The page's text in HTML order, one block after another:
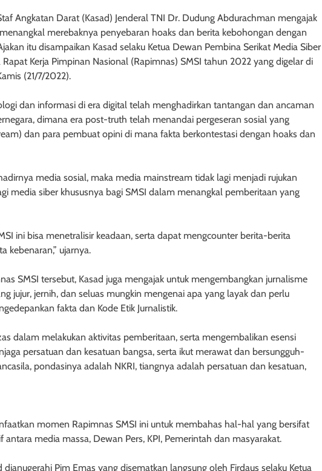
Angkatan Darat (Kasad) Jenderal TNI Dr. Dudung Abdurachman mengajak
merebaknya penyebaran hoaks dan berita kebohongan dengan
itu disampaikan Kasad selaku Ketua Dewan Pembina Serikat Media Siber
Kerja Pimpinan Nasional (Rapimnas) SMSI tahun 2022 yang digelar di
(21/7/2022).
dan informasi di era digital telah menghadirkan tantangan dan ancaman
dimana era post-truth telah menandai pergeseran sosial yang
dan para pembuat opini di mana fakta berkontestasi dengan hoaks dan
media sosial, maka media mainstream tidak lagi menjadi rujukan
media siber khususnya bagi SMSI dalam menangkal pemberitaan yang
ini bisa menetralisir keadaan, serta dapat mengcounter berita-berita
kebenaran,” ujarnya.
SMSI tersebut, Kasad juga mengajak untuk mengembangkan jurnalisme
jujur, jernih, dan seluas mungkin mengenai apa yang layak dan perlu
fakta dan Kode Etik Jurnalistik.
dalam melakukan aktivitas pemberitaan, serta mengembalikan esensi
persatuan dan kesatuan bangsa, serta ikut merawat dan bersungguh-
pondasinya adalah NKRI, tiangnya adalah persatuan dan kesatuan,
momen Rapimnas SMSI ini untuk membahas hal-hal yang bersifat
media massa, Dewan Pers, KPI, Pemerintah dan masyarakat.
Pim Emas yang disematkan langsung oleh Firdaus selaku Ketua